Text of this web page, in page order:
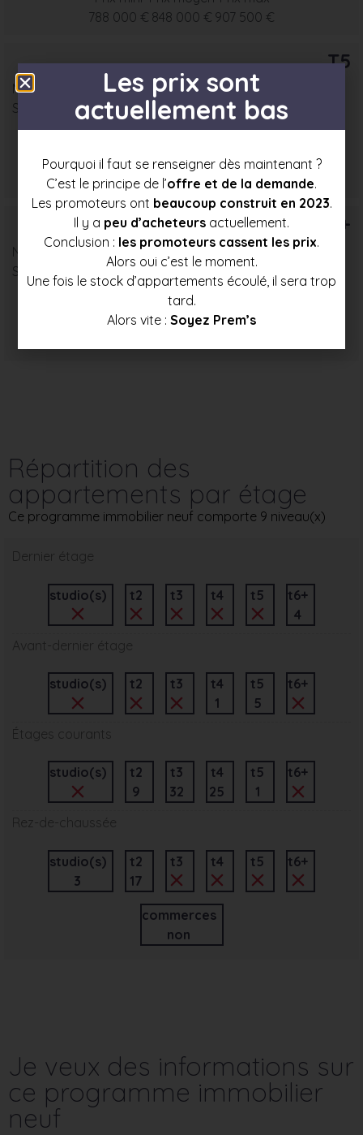
788 000 € 848 000 € 907 500 €
T5
Nombre : 6
Surface moyenne : 93 m²
Prix mini
859 000 €
Prix moyen
924 000 €
Prix max
988 500 €
T6+
Nombre : 4
Surface moyenne : 107 m²
Prix mini Prix moyen
Prix max
Répartition des
appartements par étage
Ce programme immobilier neuf comporte 9 niveau(x)
Dernier étage
studio(s) t2 t3 t4 t5
t6+
4
Avant-dernier étage
studio(s) t2 t3
t4
1
t5
5
t6+
Étages courants
studio(s)
t2
9
t3
32
t4
25
t5
1
t6+
Rez-de-chaussée
studio(s)
3
t2
17
t3 t4 t5 t6+
commerces
non
Je veux des informations sur
ce programme immobilier
neuf
Les prix sont
actuellement bas
Pourquoi il faut se renseigner dès maintenant ?
C’est le principe de l’offre et de la demande.
Les promoteurs ont beaucoup construit en 2023.
Il y a peu d’acheteurs actuellement.
Conclusion : les promoteurs cassent les prix.
Alors oui c’est le moment.
Une fois le stock d’appartements écoulé, il sera trop
tard.
Alors vite : Soyez Prem’s